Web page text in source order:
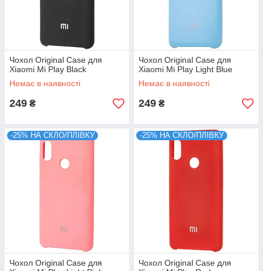
Чохол Original Case для
Xiaomi Mi Play Black
Немає в наявності
249 ₴
Чохол Original Case для
Xiaomi Mi Play Light Blue
Немає в наявності
249 ₴
-25% НА СКЛО/ПЛІВКУ
Чохол Original Case для
-25% НА СКЛО/ПЛІВКУ
Чохол Original Case для